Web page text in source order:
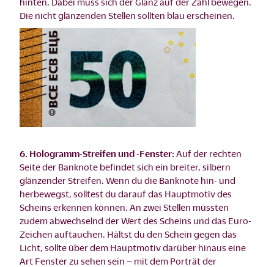
hinten. Dabei muss sich der Glanz auf der Zahl bewegen.
Die nicht glänzenden Stellen sollten blau erscheinen.
6. Hologramm-Streifen und -Fenster: Auf der rechten
Seite der Banknote befindet sich ein breiter, silbern
glänzender Streifen. Wenn du die Banknote hin- und
herbewegst, solltest du darauf das Hauptmotiv des
Scheins erkennen können. An zwei Stellen müssten
zudem abwechselnd der Wert des Scheins und das Euro-
Zeichen auftauchen. Hältst du den Schein gegen das
Licht, sollte über dem Hauptmotiv darüber hinaus eine
Art Fenster zu sehen sein – mit dem Porträt der